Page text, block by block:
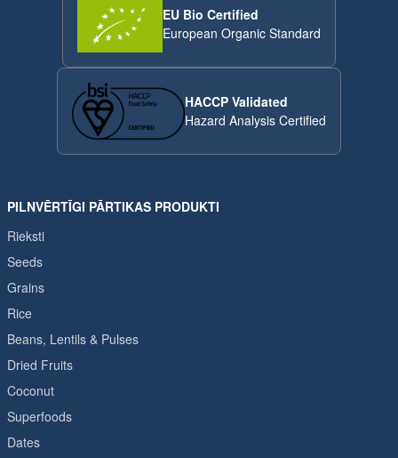
EU Bio Certified
European Organic Standard
HACCP Validated
Hazard Analysis Certified
PILNVĒRTĪGI PĀRTIKAS PRODUKTI
Rieksti
Seeds
Grains
Rice
Beans, Lentils & Pulses
Dried Fruits
Coconut
Superfoods
Dates